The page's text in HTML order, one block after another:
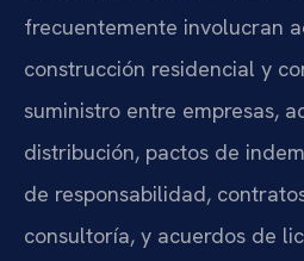
frecuentemente involucran
construcción residencial y
suministro entre empresas,
distribución, pactos de
de responsabilidad,
consultoría, y acuerdos de